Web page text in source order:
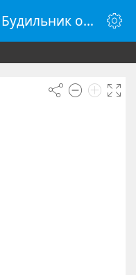
Будильник на 14:40 - Будильник онлайн - Будилки.ру